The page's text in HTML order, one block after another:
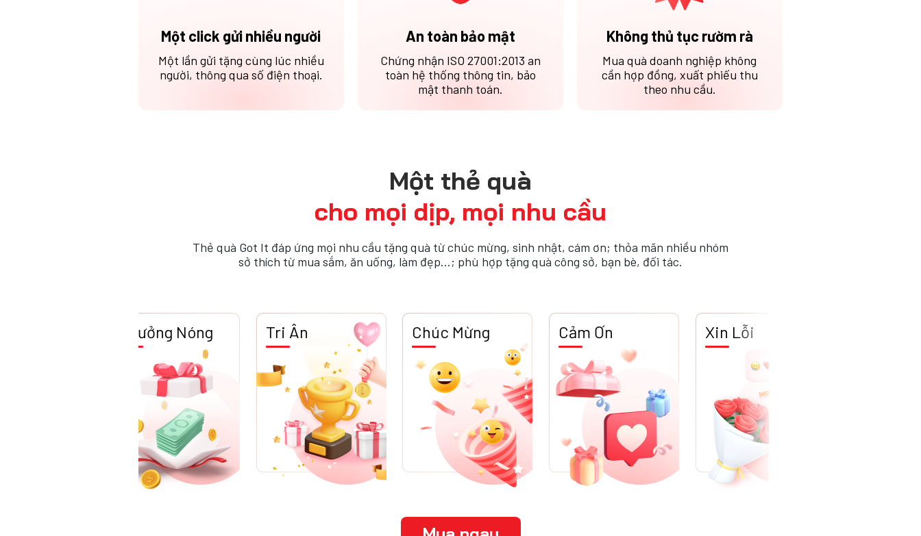
Một click gửi nhiều người
Một lần gửi tặng cùng lúc nhiều
người, thông qua số điện thoại.
An toàn bảo mật
Chứng nhận ISO 27001:2013 an
toàn hệ thống thông tin, bảo
mật thanh toán.
Không thủ tục rườm rà
Mua quà doanh nghiệp không
cần hợp đồng, xuất phiếu thu
theo nhu cầu.
Một thẻ quà
cho mọi dịp, mọi nhu cầu
Thẻ quà Got It đáp ứng mọi nhu cầu tặng quà từ chúc mừng, sinh nhật, cám ơn; thỏa mãn nhiều nhóm
sở thích từ mua sắm, ăn uống, làm đẹp...; phù hợp tặng quà công sở, bạn bè, đối tác.
Thưởng Nóng Tri Ân Chúc Mừng